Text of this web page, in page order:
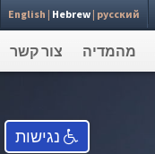
English | Hebrew | русский
מהמדיה צור קשר
נגישות